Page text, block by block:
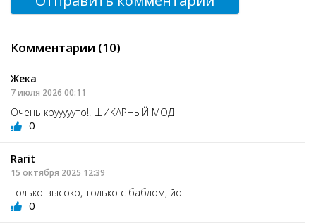
Комментарии (10)
Жека
7 июля 2026 00:11
Очень круууууто!! ШИКАРНЫЙ МОД
0
Rarit
15 октября 2025 12:39
Только высоко, только с баблом, йо!
0